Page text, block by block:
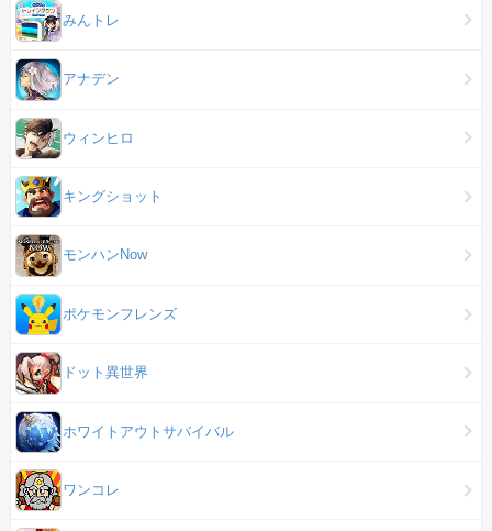
みんトレ
アナデン
ウィンヒロ
キングショット
モンハンNow
ポケモンフレンズ
ドット異世界
ホワイトアウトサバイバル
ワンコレ